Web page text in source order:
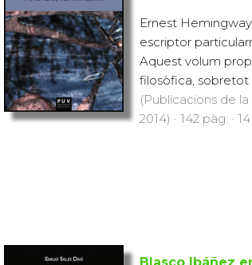
Ernest
escriptor
Aquest volum
filosòfica, sobretot
(Publicacions de
2014) · 142 pàg. ·